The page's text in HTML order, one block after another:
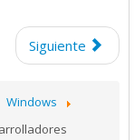
Siguiente
Windows